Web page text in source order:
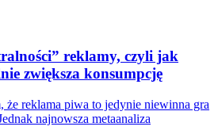
reklamy, czyli jak
zwiększa konsumpcję
że reklama piwa to jedynie niewinna gra
najnowsza metaanaliza